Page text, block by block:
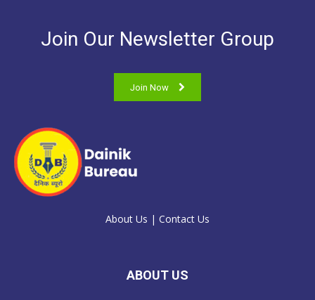
Join Our Newsletter Group
Join Now
About Us | Contact Us
ABOUT US